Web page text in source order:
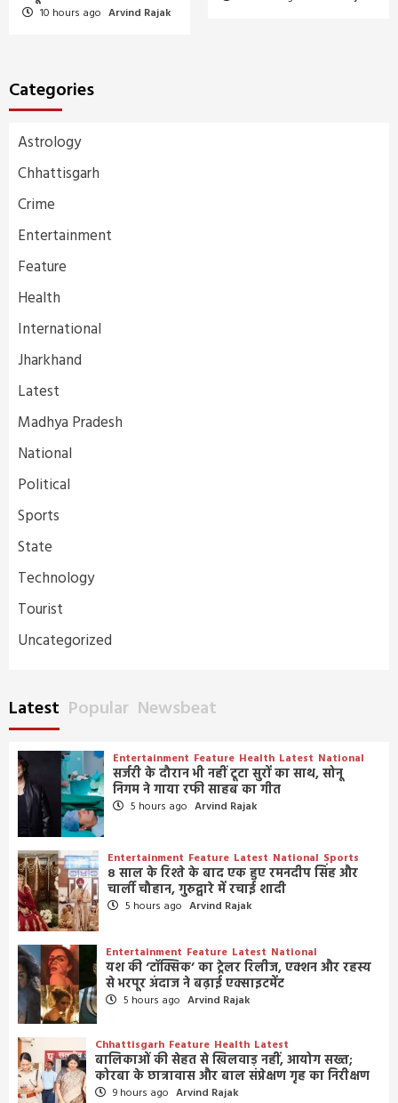
10 hours ago Arvind Rajak
Categories
Astrology
Chhattisgarh
Crime
Entertainment
Feature
Health
International
Jharkhand
Latest
Madhya Pradesh
National
Political
Sports
State
Technology
Tourist
Uncategorized
Latest Popular Newsbeat
Entertainment Feature Health Latest National
सर्जरी के दौरान भी नहीं टूटा सुरों का साथ, सोनू
निगम ने गाया रफी साहब का गीत
5 hours ago Arvind Rajak
Entertainment Feature Latest National Sports
8 साल के रिश्ते के बाद एक हुए रमनदीप सिंह और
चार्ली चौहान, गुरुद्वारे में रचाई शादी
5 hours ago Arvind Rajak
Entertainment Feature Latest National
यश की ‘टॉक्सिक’ का ट्रेलर रिलीज, एक्शन और रहस्य
से भरपूर अंदाज ने बढ़ाई एक्साइटमेंट
5 hours ago Arvind Rajak
Chhattisgarh Feature Health Latest
बालिकाओं की सेहत से खिलवाड़ नहीं, आयोग सख्त;
कोरबा के छात्रावास और बाल संप्रेक्षण गृह का निरीक्षण
9 hours ago Arvind Rajak